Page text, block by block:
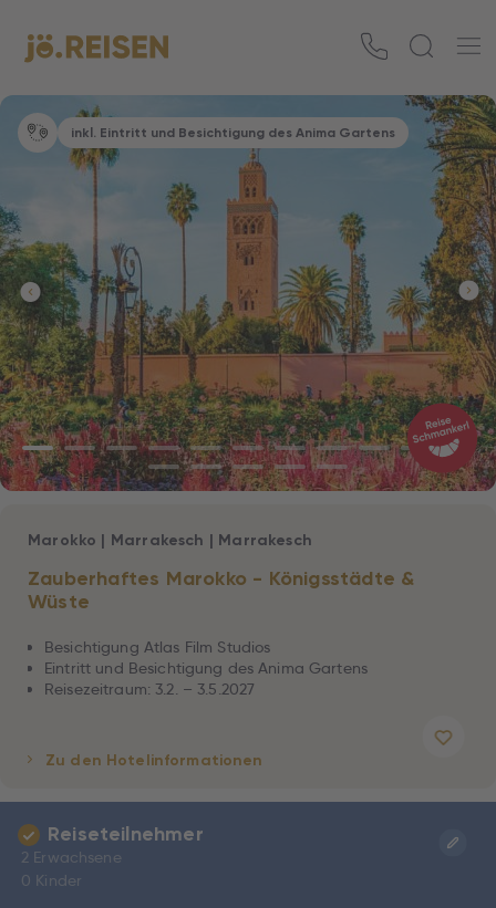
inkl. Eintritt und Besichtigung des Anima Gartens
Zauberhaftes Marokko - Königsstädte &
Wüste
Marokko | Marrakesch | Marrakesch
Besichtigung Atlas Film Studios
Eintritt und Besichtigung des Anima Gartens
Reisezeitraum: 3.2. – 3.5.2027
Zu den Hotelinformationen
Reiseteilnehmer
2 Erwachsene
0 Kinder